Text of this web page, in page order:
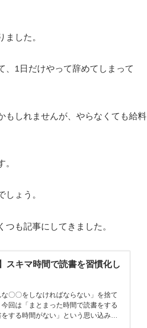
した。
、1日だけやって辞めてしまって
もしれませんが、やらなくても給料
ょう。
も記事にしてきました。
スキマ時間で読書を習慣化し
〇〇をしなければならない」を捨て
回は「まとまった時間で読書をする
する時間がない」という思い込みは